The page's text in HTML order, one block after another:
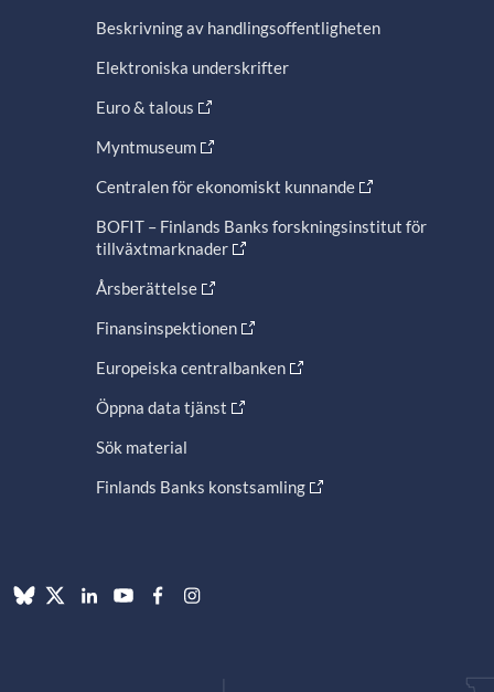
Beskrivning av handlingsoffentligheten
Elektroniska underskrifter
Euro & talous
Myntmuseum
Centralen för ekonomiskt kunnande
BOFIT – Finlands Banks forskningsinstitut för
tillväxtmarknader
Årsberättelse
Finansinspektionen
Europeiska centralbanken
Öppna data tjänst
Sök material
Finlands Banks konstsamling